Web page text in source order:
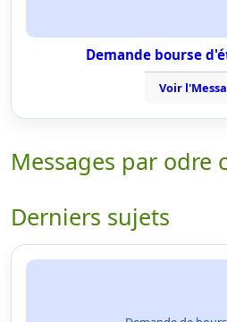
Demande bourse
Voir
Messages par odre
Derniers sujets